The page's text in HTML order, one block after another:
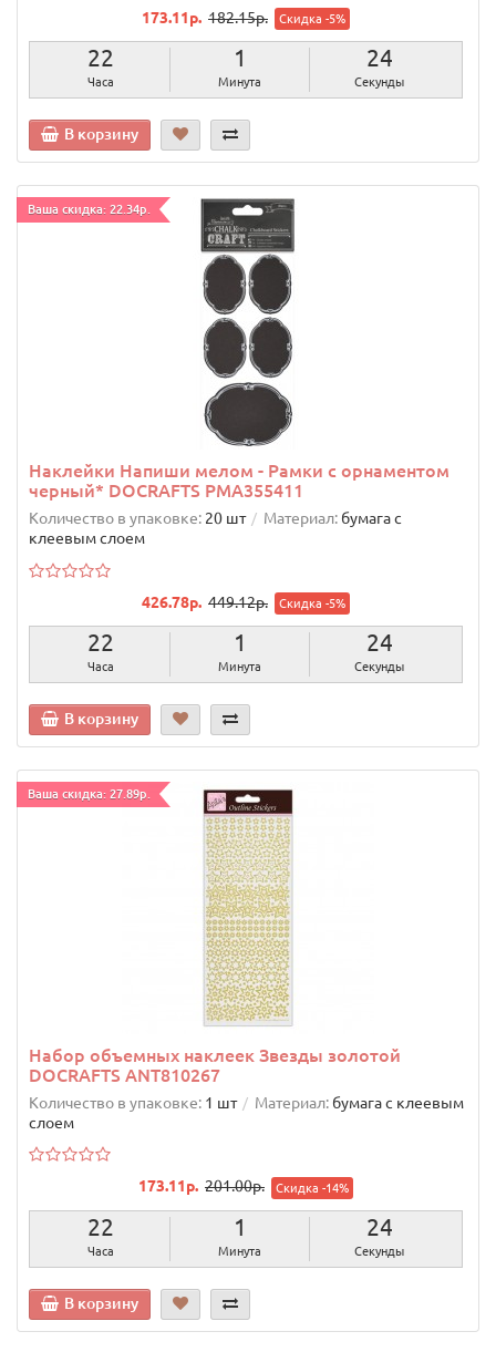
173.11р. 182.15р. Скидка -5%
22
Часа
1
Минута
23
Секунды
В корзину
Ваша скидка: 22.34р.
Наклейки Напиши мелом - Рамки с орнаментом
черный* DOCRAFTS PMA355411
Количество в упаковке: 20 шт Материал: бумага с
клеевым слоем
426.78р. 449.12р. Скидка -5%
22
Часа
1
Минута
23
Секунды
В корзину
Ваша скидка: 27.89р.
Набор объемных наклеек Звезды золотой
DOCRAFTS ANT810267
Количество в упаковке: 1 шт Материал: бумага с клеевым
слоем
173.11р. 201.00р. Скидка -14%
22
Часа
1
Минута
23
Секунды
В корзину